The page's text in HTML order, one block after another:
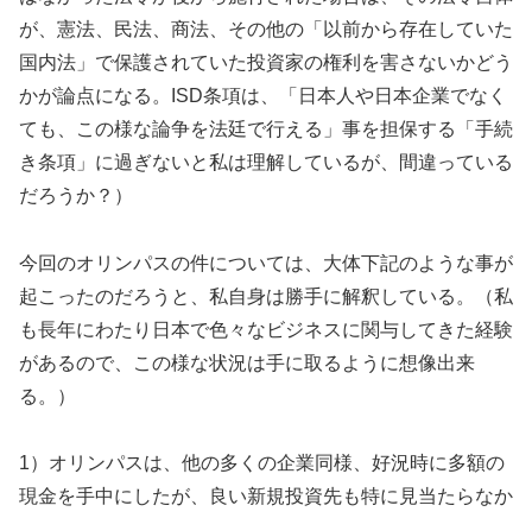
が、憲法、民法、商法、その他の「以前から存在していた
国内法」で保護されていた投資家の権利を害さないかどう
かが論点になる。ISD条項は、「日本人や日本企業でなく
ても、この様な論争を法廷で行える」事を担保する「手続
き条項」に過ぎないと私は理解しているが、間違っている
だろうか？）
今回のオリンパスの件については、大体下記のような事が
起こったのだろうと、私自身は勝手に解釈している。（私
も長年にわたり日本で色々なビジネスに関与してきた経験
があるので、この様な状況は手に取るように想像出来
る。）
1）オリンパスは、他の多くの企業同様、好況時に多額の
現金を手中にしたが、良い新規投資先も特に見当たらなか